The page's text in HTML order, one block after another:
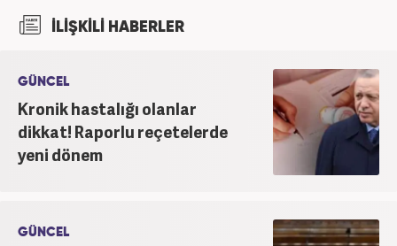
Gazetesi'nde çalıştı. Nisan 2021'den bu yana
yapmaktadır.
İLİŞKİLİ HABERLER
GÜNCEL
Kronik hastalığı olanlar
dikkat! Raporlu reçetelerde
yeni dönem
GÜNCEL